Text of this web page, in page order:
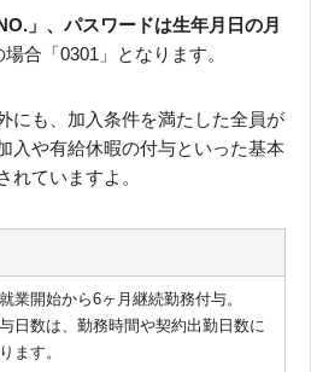
」、パスワードは生年月日の月
合「0301」となります。
にも、加入条件を満たした全員が
入や有給休暇の付与といった基本
れていますよ。
業開始から6ヶ月継続勤務付与。
日数は、勤務時間や契約出勤日数に
ます。